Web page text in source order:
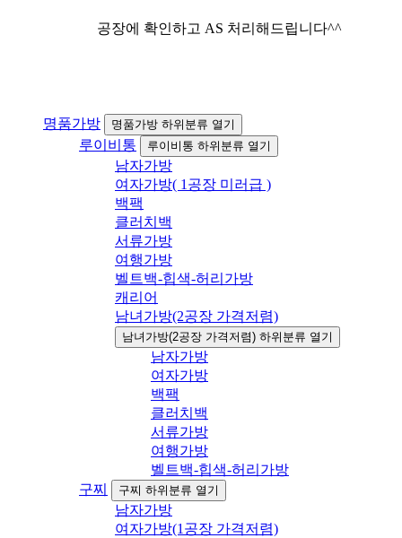
공장에 확인하고 AS 처리해드립니다^^
명품가방 명품가방 하위분류 열기
루이비통 루이비통 하위분류 열기
남자가방
여자가방( 1공장 미러급 )
백팩
클러치백
서류가방
여행가방
벨트백-힙색-허리가방
캐리어
남녀가방(2공장 가격저렴)
남녀가방(2공장 가격저렴) 하위분류 열기
남자가방
여자가방
백팩
클러치백
서류가방
여행가방
벨트백-힙색-허리가방
구찌
구찌 하위분류 열기
남자가방
여자가방(1공장 가격저렴)